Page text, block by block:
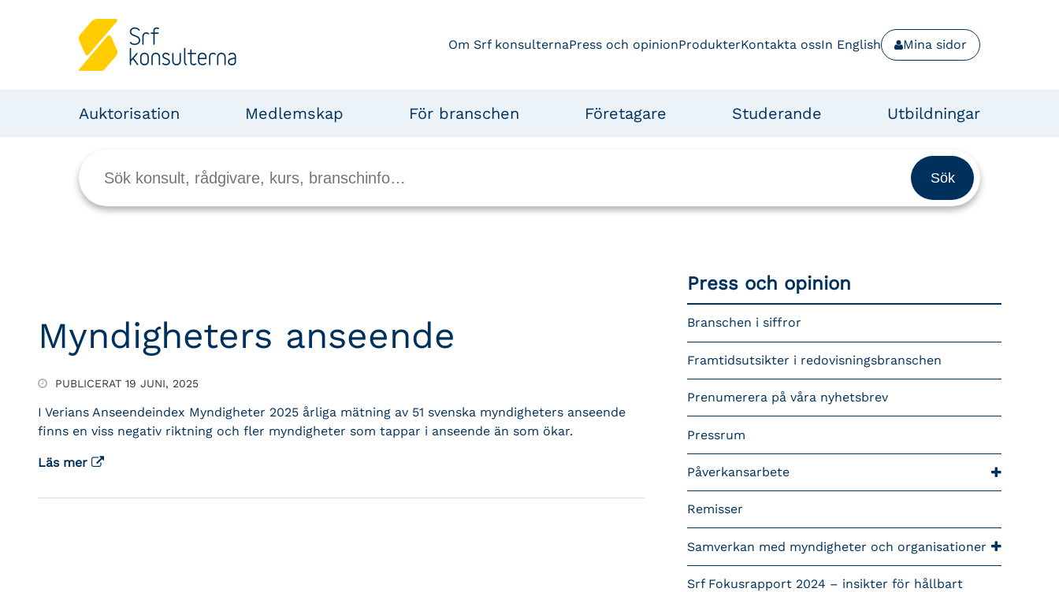
Om Srf konsulternaPress och opinionProdukterKontakta ossIn English Mina sidor
Auktorisation Medlemskap För branschen Företagare Studerande Utbildningar
Myndigheters anseende
PUBLICERAT 19 JUNI, 2025
I Verians Anseendeindex Myndigheter 2025 årliga mätning av 51 svenska myndigheters anseende
finns en viss negativ riktning och fler myndigheter som tappar i anseende än som ökar.
Läs mer
Press och opinion
Branschen i siffror
Framtidsutsikter i redovisningsbranschen
Prenumerera på våra nyhetsbrev
Pressrum
Påverkansarbete
Remisser
Samverkan med myndigheter och organisationer
Srf Fokusrapport 2024 – insikter för hållbart